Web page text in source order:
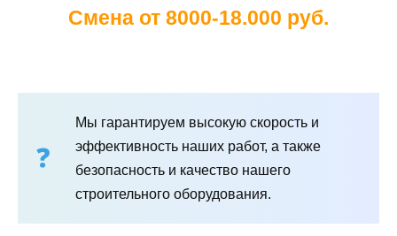
Смена от 8000-18.000 руб.
Мы гарантируем высокую скорость и
эффективность наших работ, а также
безопасность и качество нашего
строительного оборудования.